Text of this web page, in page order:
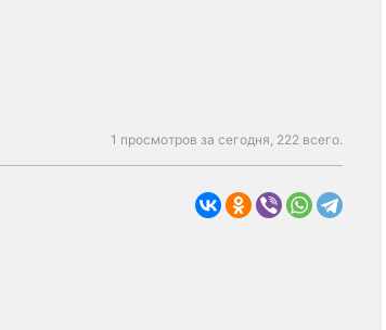
1 просмотров за сегодня, 222 всего.